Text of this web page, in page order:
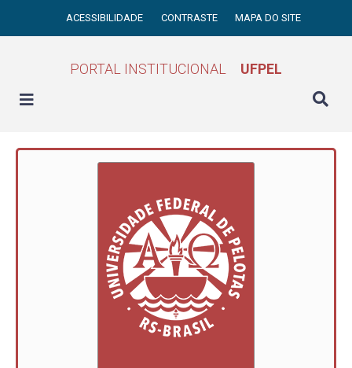
ACESSIBILIDADE CONTRASTE MAPA DO SITE
PORTAL INSTITUCIONAL UFPEL